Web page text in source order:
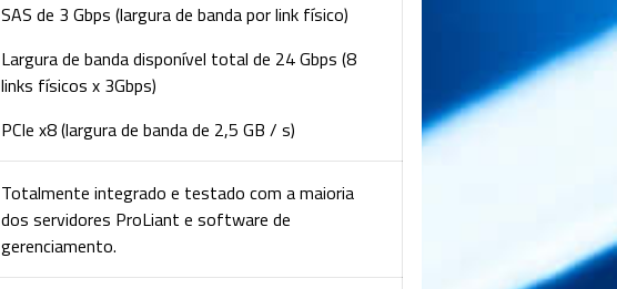
SAS de 3 Gbps (largura de banda por link físico)
Largura de banda disponível total de 24 Gbps (8
links físicos x 3Gbps)
PCIe x8 (largura de banda de 2,5 GB / s)
Totalmente integrado e testado com a maioria
dos servidores ProLiant e software de
gerenciamento.